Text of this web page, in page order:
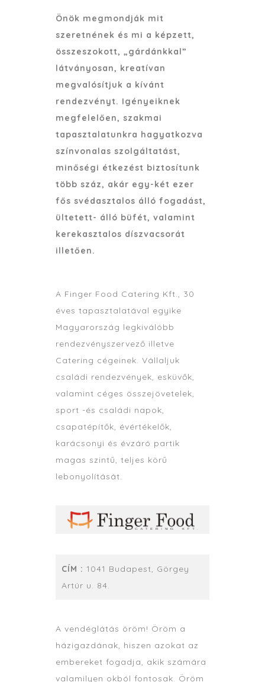
Önök megmondják mit
szeretnének és mi a képzett,
összeszokott, „gárdánkkal”
látványosan, kreatívan
megvalósítjuk a kívánt
rendezvényt. Igényeiknek
megfelelően, szakmai
tapasztalatunkra hagyatkozva
színvonalas szolgáltatást,
minőségi étkezést biztosítunk
több száz, akár egy-két ezer
fős svédasztalos álló fogadást,
ültetett- álló büfét, valamint
kerekasztalos díszvacsorát
illetően.
A Finger Food Catering Kft., 30
éves tapasztalatával egyike
Magyarország legkiválóbb
rendezvényszervező illetve
Catering cégeinek. Vállaljuk
családi rendezvények, esküvők,
valamint céges összejövetelek,
sport -és családi napok,
csapatépítők, évértékelők,
karácsonyi és évzáró partik
magas szintű, teljes körű
lebonyolítását.
CÍM : 1041 Budapest, Görgey
Artúr u. 84.
A vendéglátás öröm! Öröm a
házigazdának, hiszen azokat az
embereket fogadja, akik számára
valamilyen okból fontosak. Öröm